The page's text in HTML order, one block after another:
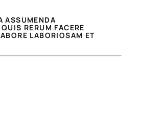
ASSUMENDA
RERUM FACERE
LABORIOSAM ET